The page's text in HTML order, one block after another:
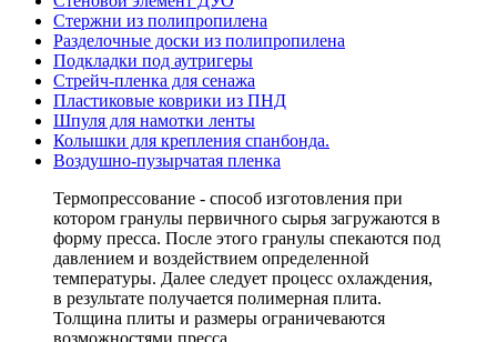
Стержни из полипропилена
Разделочные доски из полипропилена
Подкладки под аутригеры
Cтрейч-пленка для сенажа
Пластиковые коврики из ПНД
Шпуля для намотки ленты
Колышки для крепления спанбонда.
Воздушно-пузырчатая пленка
Термопрессование - способ изготовления при
котором гранулы первичного сырья загружаются в
форму пресса. После этого гранулы спекаются под
давлением и воздействием определенной
температуры. Далее следует процесс охлаждения,
в результате получается полимерная плита.
Толщина плиты и размеры ограничеваются
возможностями пресса.